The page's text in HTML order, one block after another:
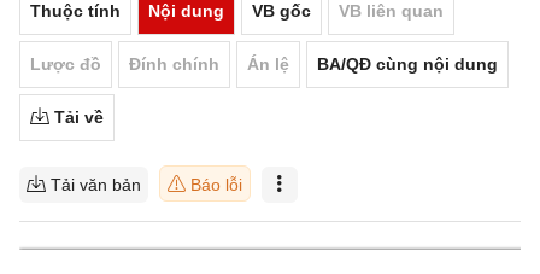
Thuộc tính Nội dung VB gốc VB liên quan
Lược đồ Đính chính Án lệ BA/QĐ cùng nội dung
Tải về
Tải văn bản Báo lỗi